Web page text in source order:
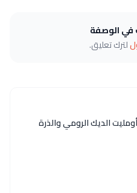
في الوصفة
لترك تعليق.
الديك الرومي والذرة